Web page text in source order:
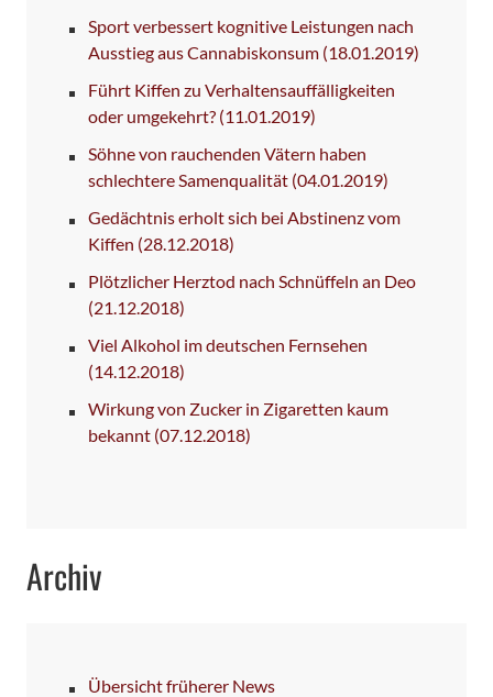
Sport verbessert kognitive Leistungen nach
Ausstieg aus Cannabiskonsum (18.01.2019)
Führt Kiffen zu Verhaltensauffälligkeiten
oder umgekehrt? (11.01.2019)
Söhne von rauchenden Vätern haben
schlechtere Samenqualität (04.01.2019)
Gedächtnis erholt sich bei Abstinenz vom
Kiffen (28.12.2018)
Plötzlicher Herztod nach Schnüffeln an Deo
(21.12.2018)
Viel Alkohol im deutschen Fernsehen
(14.12.2018)
Wirkung von Zucker in Zigaretten kaum
bekannt (07.12.2018)
Archiv
Übersicht früherer News